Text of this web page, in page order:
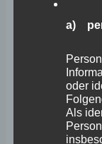
September 2025
August 2025
Juni 2025
a)
oder
Als